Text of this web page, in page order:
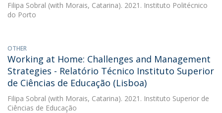
Filipa Sobral (with Morais, Catarina). 2021. Instituto Politécnico
do Porto
OTHER
Working at Home: Challenges and Management
Strategies - Relatório Técnico Instituto Superior
de Ciências de Educação (Lisboa)
Filipa Sobral (with Morais, Catarina). 2021. Instituto Superior de
Ciências de Educação